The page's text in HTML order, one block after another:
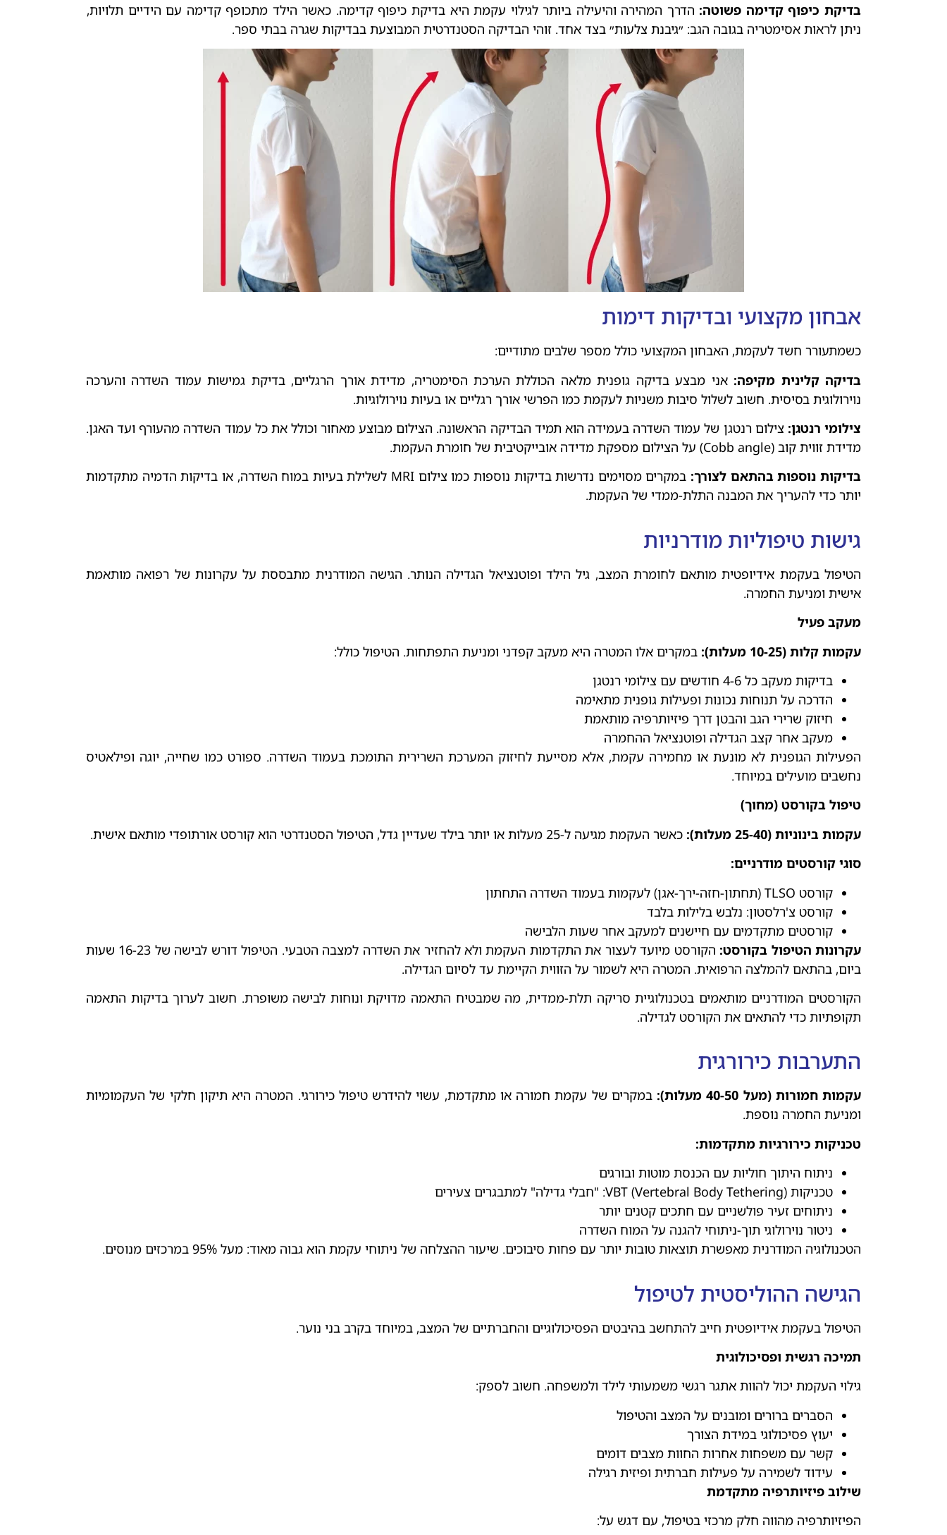
בדיקת כיפוף קדימה פשוטה: הדרך המהירה והיעילה ביותר לגילוי עקמת היא בדיקת כיפוף קדימה. כאשר הילד מתכופף קדימה עם הידיים תלויות,
ניתן לראות אסימטריה בגובה הגב: ״גיבנת צלעות״ בצד אחד. זוהי הבדיקה הסטנדרטית המבוצעת בבדיקות שגרה בבתי ספר.
אבחון מקצועי ובדיקות דימות
כשמתעורר חשד לעקמת, האבחון המקצועי כולל מספר שלבים מתודיים:
בדיקה קלינית מקיפה:אני מבצע בדיקה גופנית מלאה הכוללת הערכת הסימטריה, מדידת אורך הרגליים, בדיקת גמישות עמוד השדרה והערכה
נוירולוגית בסיסית. חשוב לשלול סיבות משניות לעקמת כמו הפרשי אורך רגליים או בעיות נוירולוגיות.
צילומי רנטגן: צילום רנטגן של עמוד השדרה בעמידה הוא תמיד הבדיקה הראשונה. הצילום מבוצע מאחור וכולל את כל עמוד השדרה מהעורף ועד האגן.
מדידת זווית קוב (Cobb angle) על הצילום מספקת מדידה אובייקטיבית של חומרת העקמת.
בדיקות נוספות בהתאם לצורך:
במקרים מסוימים נדרשות בדיקות נוספות כמו צילום MRI לשלילת בעיות במוח השדרה, או בדיקות הדמיה מתקדמות
יותר כדי להעריך את המבנה התלת-ממדי של העקמת.
גישות טיפוליות מודרניות
הטיפול בעקמת אידיופטית מותאם לחומרת המצב, גיל הילד ופוטנציאל הגדילה הנותר. הגישה המודרנית מתבססת על עקרונות של רפואה מותאמת
אישית ומניעת החמרה.
מעקב פעיל
עקמות קלות (10-25 מעלות)
: במקרים אלו המטרה היא מעקב קפדני ומניעת התפתחות. הטיפול כולל:
בדיקות מעקב כל 4-6 חודשים עם צילומי רנטגן
הדרכה על תנוחות נכונות ופעילות גופנית מתאימה
חיזוק שרירי הגב והבטן דרך פיזיותרפיה מותאמת
מעקב אחר קצב הגדילה ופוטנציאל ההחמרה
הפעילות הגופנית לא מונעת או מחמירה עקמת, אלא מסייעת לחיזוק המערכת השרירית התומכת בעמוד השדרה. ספורט כמו שחייה, יוגה ופילאטיס
נחשבים מועילים במיוחד.
טיפול בקורסט (מחוך)
עקמות בינוניות (25-40 מעלות):
כאשר העקמת מגיעה ל-25 מעלות או יותר בילד שעדיין גדל, הטיפול הסטנדרטי הוא קורסט אורתופדי מותאם אישית.
סוגי קורסטים מודרניים:
קורסט TLSO (תחתון-חזה-ירך-אגן) לעקמות בעמוד השדרה התחתון
קורסט צ'רלסטון: נלבש בלילות בלבד
קורסטים מתקדמים עם חיישנים למעקב אחר שעות הלבישה
עקרונות הטיפול בקורסט:
הקורסט מיועד לעצור את התקדמות העקמת ולא להחזיר את השדרה למצבה הטבעי. הטיפול דורש לבישה של 16-23 שעות
ביום, בהתאם להמלצה הרפואית. המטרה היא לשמור על הזווית הקיימת עד לסיום הגדילה.
הקורסטים המודרניים מותאמים בטכנולוגיית סריקה תלת-ממדית, מה שמבטיח התאמה מדויקת ונוחות לבישה משופרת. חשוב לערוך בדיקות התאמה
תקופתיות כדי להתאים את הקורסט לגדילה.
התערבות כירורגית
עקמות חמורות (מעל 40-50 מעלות) :במקרים של עקמת חמורה או מתקדמת, עשוי להידרש טיפול כירורגי. המטרה היא תיקון חלקי של העקמומיות
ומניעת החמרה נוספת.
טכניקות כירורגיות מתקדמות:
ניתוח היתוך חוליות עם הכנסת מוטות ובורגים
טכניקות VBT (Vertebral Body Tethering): "חבלי גדילה" למתבגרים צעירים
ניתוחים זעיר פולשניים עם חתכים קטנים יותר
ניטור נוירולוגי תוך-ניתוחי להגנה על המוח השדרה
הטכנולוגיה המודרנית מאפשרת תוצאות טובות יותר עם פחות סיבוכים. שיעור ההצלחה של ניתוחי עקמת הוא גבוה מאוד: מעל 95% במרכזים מנוסים.
הגישה ההוליסטית לטיפול
הטיפול בעקמת אידיופטית חייב להתחשב בהיבטים הפסיכולוגיים והחברתיים של המצב, במיוחד בקרב בני נוער.
תמיכה רגשית ופסיכולוגית
גילוי העקמת יכול להוות אתגר רגשי משמעותי לילד ולמשפחה. חשוב לספק:
הסברים ברורים ומובנים על המצב והטיפול
יעוץ פסיכולוגי במידת הצורך
קשר עם משפחות אחרות החוות מצבים דומים
עידוד לשמירה על פעילות חברתית ופיזית רגילה
שילוב פיזיותרפיה מתקדמת
הפיזיותרפיה מהווה חלק מרכזי בטיפול, עם דגש על: